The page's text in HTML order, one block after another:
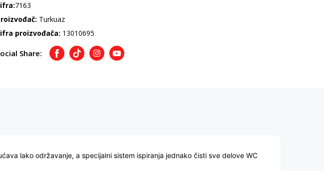
7163
Turkuaz
proizvođača: 13010695
Share: FacebookTikTokInstagramYoutube
lako održavanje, a specijalni sistem ispiranja jednako čisti sve delove WC